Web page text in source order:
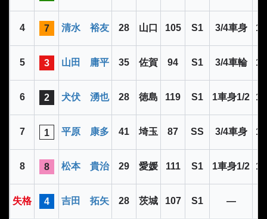
4 7 清水 裕友 28 山口 105 S1 3/4車身
5 3 山田 庸平 35 佐賀 94 S1 3/4車輪
6 2 犬伏 湧也 28 徳島 119 S1 1車身1/2
7 1 平原 康多 41 埼玉 87 SS 3/4車身
8 8 松本 貴治 29 愛媛 111 S1 1車身1/2
失格 4 吉田 拓矢 28 茨城 107 S1 ―